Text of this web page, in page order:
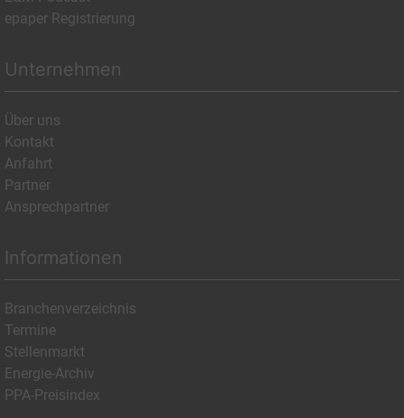
epaper Registrierung
Unternehmen
Über uns
Kontakt
Anfahrt
Partner
Ansprechpartner
Informationen
Branchenverzeichnis
Termine
Stellenmarkt
Energie-Archiv
PPA-Preisindex